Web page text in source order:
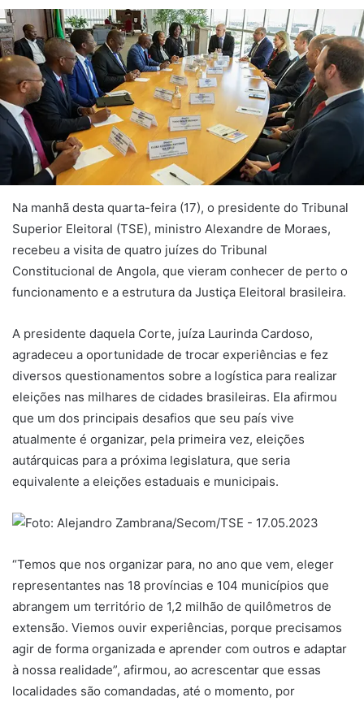
Na manhã desta quarta-feira (17), o presidente do Tribunal
Superior Eleitoral (TSE), ministro Alexandre de Moraes,
recebeu a visita de quatro juízes do Tribunal
Constitucional de Angola, que vieram conhecer de perto o
funcionamento e a estrutura da Justiça Eleitoral brasileira.
A presidente daquela Corte, juíza Laurinda Cardoso,
agradeceu a oportunidade de trocar experiências e fez
diversos questionamentos sobre a logística para realizar
eleições nas milhares de cidades brasileiras. Ela afirmou
que um dos principais desafios que seu país vive
atualmente é organizar, pela primeira vez, eleições
autárquicas para a próxima legislatura, que seria
equivalente a eleições estaduais e municipais.
“Temos que nos organizar para, no ano que vem, eleger
representantes nas 18 províncias e 104 municípios que
abrangem um território de 1,2 milhão de quilômetros de
extensão. Viemos ouvir experiências, porque precisamos
agir de forma organizada e aprender com outros e adaptar
à nossa realidade”, afirmou, ao acrescentar que essas
localidades são comandadas, até o momento, por